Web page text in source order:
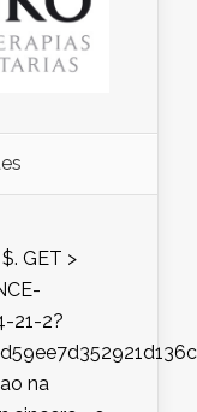
GET >
21-2?
na